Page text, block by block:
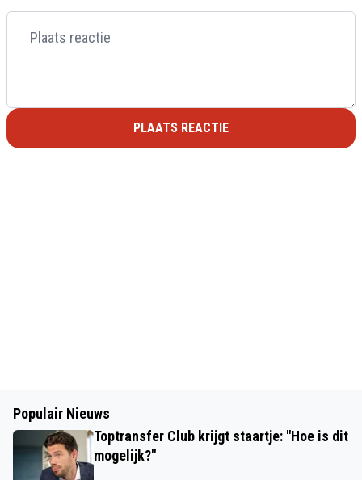
PLAATS REACTIE
Populair Nieuws
Toptransfer Club krijgt staartje: "Hoe is dit
mogelijk?"